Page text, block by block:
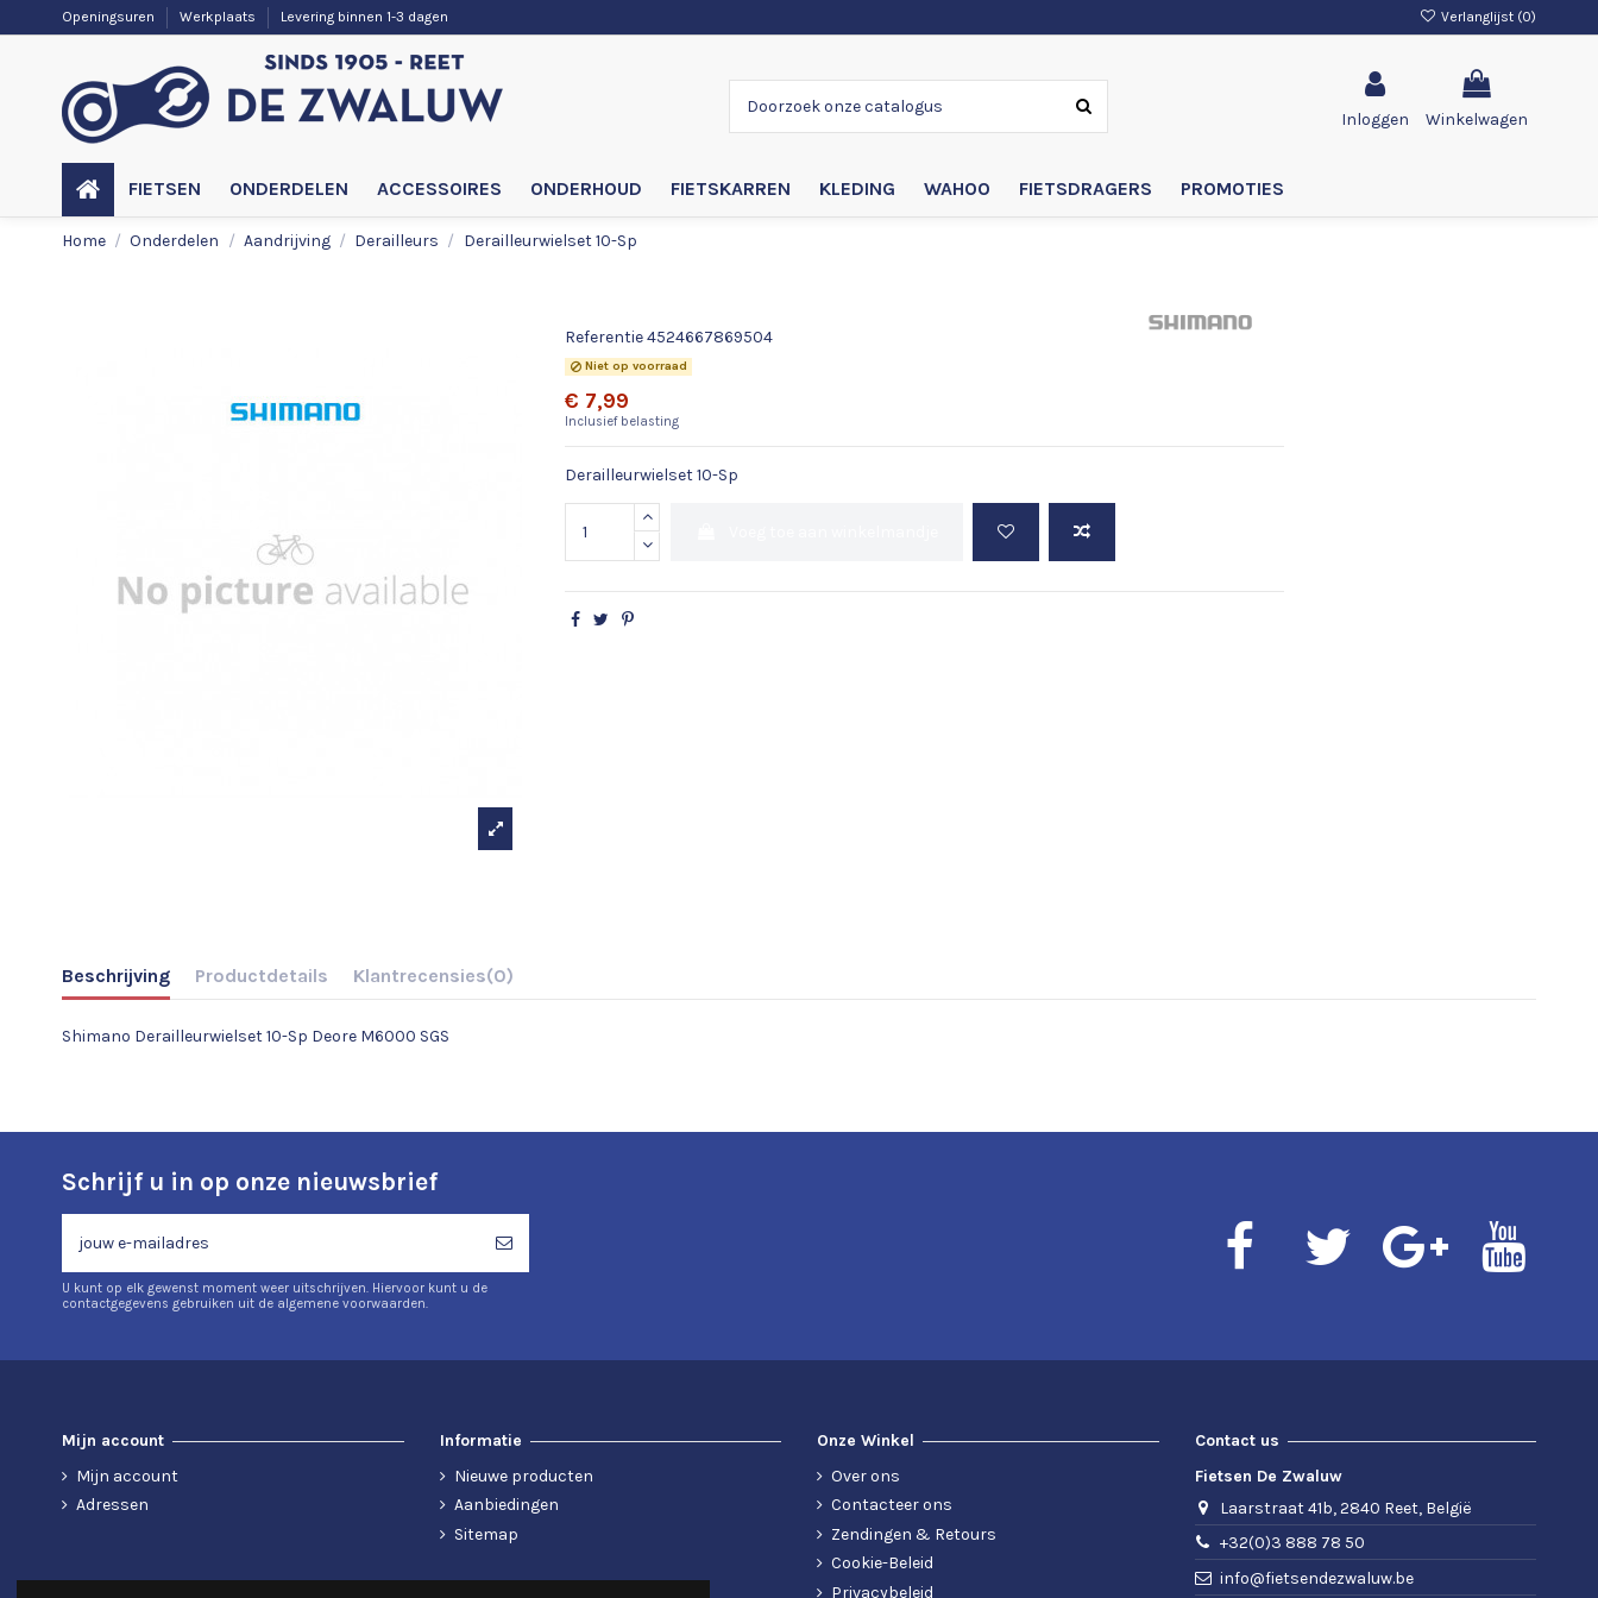
Openingsuren Werkplaats Levering binnen 1-3 dagen Verlanglijst (0)
Inloggen Winkelwagen
FIETSEN ONDERDELEN ACCESSOIRES ONDERHOUD FIETSKARREN KLEDING WAHOO FIETSDRAGERS PROMOTIES
Home Onderdelen Aandrijving Derailleurs Derailleurwielset 10-Sp
Referentie4524667869504
Niet op voorraad
€ 7,99
Inclusief belasting
Derailleurwielset 10-Sp
Beschrijving Productdetails Klantrecensies(0)
Shimano Derailleurwielset 10-Sp Deore M6000 SGS
Schrijf u in op onze nieuwsbrief
U kunt op elk gewenst moment weer uitschrijven. Hiervoor kunt u de
contactgegevens gebruiken uit de algemene voorwaarden.
Mijn account
Mijn account
Adressen
Informatie
Nieuwe producten
Aanbiedingen
Sitemap
Onze Winkel
Over ons
Contacteer ons
Zendingen & Retours
Cookie-Beleid
Privacybeleid
Contact us
Fietsen De Zwaluw
Laarstraat 41b, 2840 Reet, België
+32(0)3 888 78 50
info@fietsendezwaluw.be